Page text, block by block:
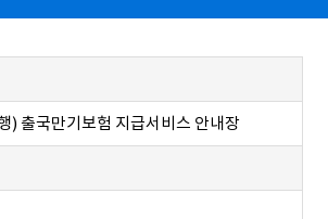
) 출국만기보험 지급서비스 안내장